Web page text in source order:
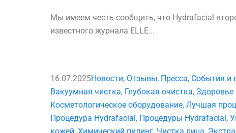
Мы имеем честь сообщить, что Hydrafacial
известного журнала ELLE...
16.07.2025Новости, Отзывы, Пресса, События и
Вакуумная чистка, Глубокая очистка, Здоровье
Косметологическое оборудование, Лучшая
Процедура Hydrafacial, Процедуры Hydrafacial,